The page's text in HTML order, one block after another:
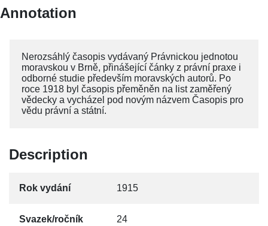
Annotation
Nerozsáhlý časopis vydávaný Právnickou jednotou
moravskou v Brně, přinášející čánky z právní praxe i
odborné studie především moravských autorů. Po
roce 1918 byl časopis přeměněn na list zaměřený
vědecky a vycházel pod novým názvem Časopis pro
vědu právní a státní.
Description
Rok vydání 1915
Svazek/ročník 24